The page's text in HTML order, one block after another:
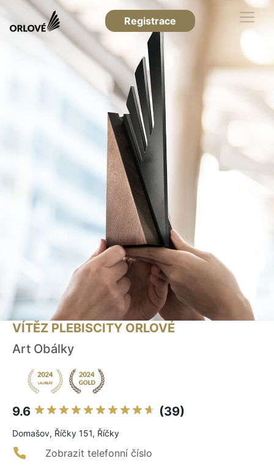
Registrace
VÍTĚZ PLEBISCITY ORLOVÉ
Art Obálky
9.6 (39)
Domašov, Říčky 151, Říčky
Zobrazit telefonní číslo